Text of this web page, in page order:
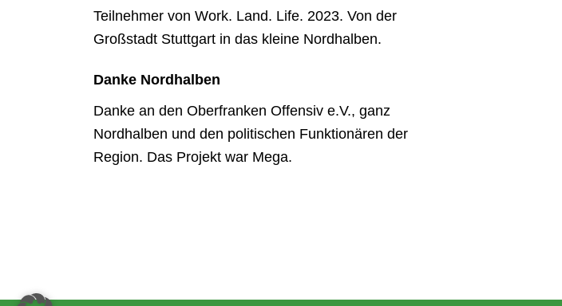
Teilnehmer von Work. Land. Life. 2023. Von der
Großstadt Stuttgart in das kleine Nordhalben.
Danke Nordhalben
Danke an den Oberfranken Offensiv e.V., ganz
Nordhalben und den politischen Funktionären der
Region. Das Projekt war Mega.